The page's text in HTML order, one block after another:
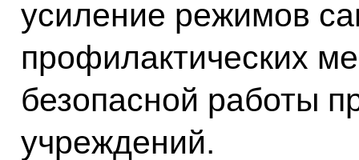
усиление режимов
профилактических
безопасной работы
учреждений.